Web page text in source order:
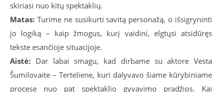
skiriasi nuo kitų spektaklių.
Matas: Turime ne susikurti savitą personažą, o išsigryninti
jo logiką – kaip žmogus, kurį vaidini, elgtųsi atsidūręs
tekste esančioje situacijoje.
Aistė: Dar labai smagu, kad dirbame su aktore Vesta
Šumilovaite – Terteliene, kuri dalyvavo šiame kūrybiniame
procese nuo pat spektaklio gyvavimo pradžios. Kai